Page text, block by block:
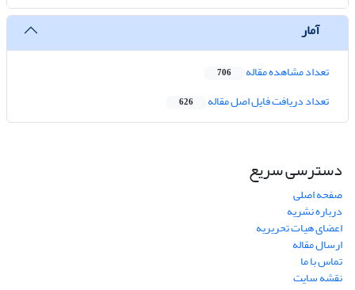
آمار
تعداد مشاهده مقاله 706
تعداد دریافت فایل اصل مقاله 626
دسترسی سریع
صفحه اصلی
درباره نشریه
اعضای هیات تحریریه
ارسال مقاله
تماس با ما
نقشه سایت